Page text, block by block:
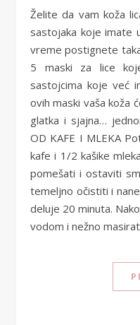
Želite da vam koža lica bude perfektna? Uz pomoć
sastojaka koje imate
vreme postignete
5 maski za lice
sastojcima koje već
ovih maski vaša koža
glatka i sjajna…
OD KAFE I MLEKA
kafe i 1/2 kašike
pomešati i ostaviti
temeljno očistiti i
deluje 20 minuta.
vodom i nežno